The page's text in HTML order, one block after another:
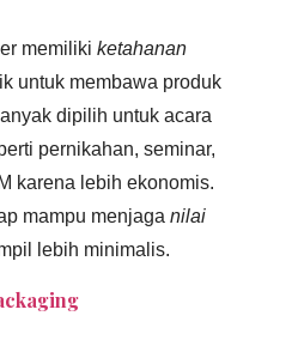
memiliki ketahanan
untuk membawa produk
dipilih untuk acara
pernikahan, seminar,
karena lebih ekonomis.
mampu menjaga nilai
lebih minimalis.